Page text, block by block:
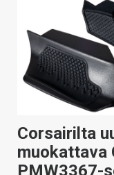
Corsairilta
muokattava
PMW3367-